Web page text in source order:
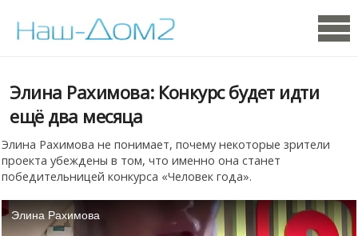
Элина Рахимова: Конкурс будет идти
ещё два месяца
Элина Рахимова не понимает, почему некоторые зрители
проекта убеждены в том, что именно она станет
победительницей конкурса «Человек года».